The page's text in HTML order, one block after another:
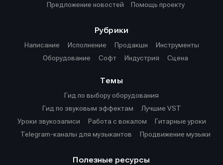
Предложение новостей
Помощь проекту
Рубрики
Написание
Исполнение Продакшн
Инструменты
Оборудование
Софт Индустрия Сцена
Темы
Гид по выбору оборудования
Гид по звуковым эффектам
Лучшие VST
Уроки звукозаписи
Работа с вокалом
Гитарные уроки
Telegram-каналы для музыкантов
Продвижение музыки
Полезные ресурсы